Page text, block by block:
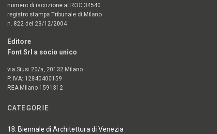
numero di iscrizione al ROC 34540
registro stampa Tribunale di Milano
n. 822 del 23/12/2004
Editore
Font Srl a socio unico
via Siusi 20/a, 20132 Milano
P. IVA: 12840400159
REA Milano 1591312
CATEGORIE
18. Biennale di Architettura di Venezia